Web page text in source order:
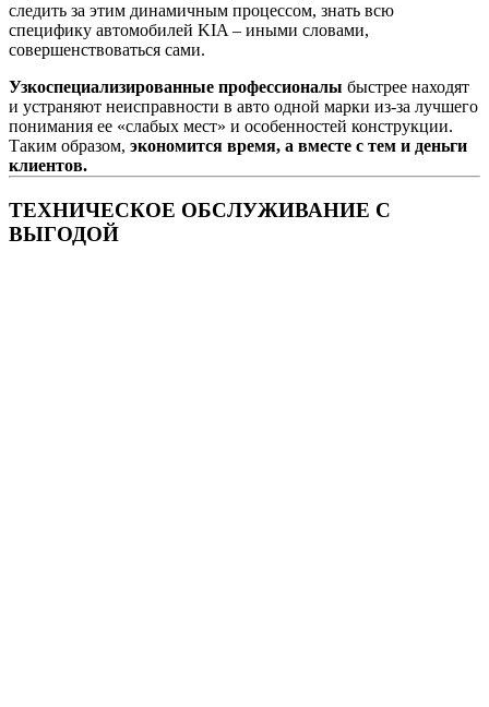
следить за этим динамичным процессом, знать всю
специфику автомобилей KIA – иными словами,
совершенствоваться сами.
Узкоспециализированные профессионалы быстрее находят
и устраняют неисправности в авто одной марки из-за лучшего
понимания ее «слабых мест» и особенностей конструкции.
Таким образом, экономится время, а вместе с тем и деньги
клиентов.
ТЕХНИЧЕСКОЕ ОБСЛУЖИВАНИЕ С
ВЫГОДОЙ